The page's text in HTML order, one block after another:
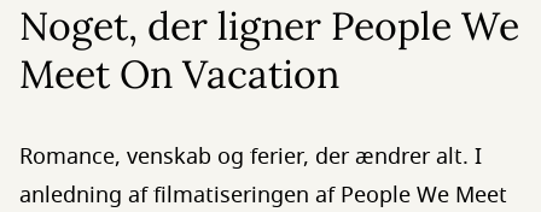
Noget, der ligner People We
Meet On Vacation
Romance, venskab og ferier, der ændrer alt. I
anledning af filmatiseringen af People We Meet